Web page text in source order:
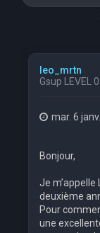
leo_mrtn
Gsup LEVEL 0
mar. 6
Bonjour,
Je
deuxième
Pour
une